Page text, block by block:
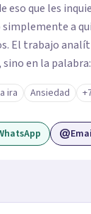
eso que les
a
El trabajo
en la
historia, de su
con un
de otro modo
ira Ansiedad